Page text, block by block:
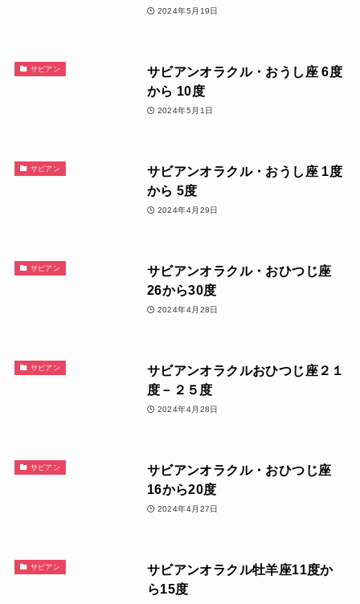
2024年5月19日
サビアン
サビアンオラクル・おうし座 6度
から 10度
2024年5月1日
サビアン
サビアンオラクル・おうし座 1度
から 5度
2024年4月29日
サビアン
サビアンオラクル・おひつじ座
26から30度
2024年4月28日
サビアン
サビアンオラクルおひつじ座２１
度－２５度
2024年4月28日
サビアン
サビアンオラクル・おひつじ座
16から20度
2024年4月27日
サビアン
サビアンオラクル牡羊座11度か
ら15度